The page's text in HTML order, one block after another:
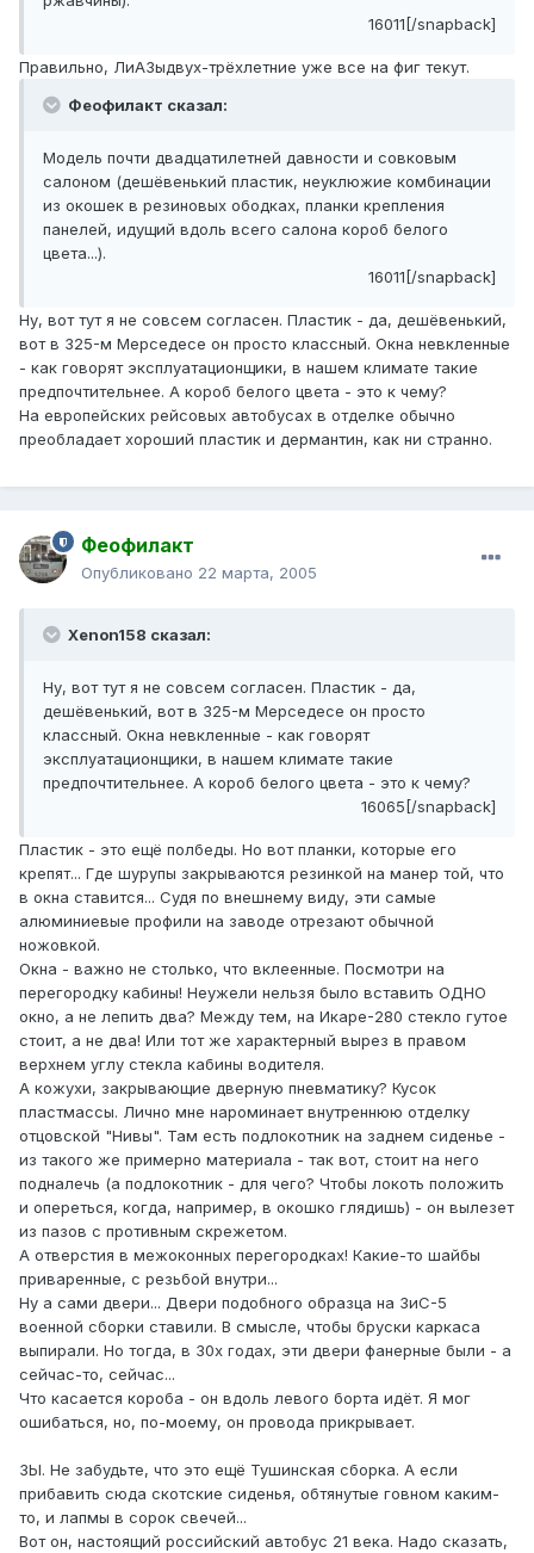
16011[/snapback]
Правильно, ЛиАЗыдвух-трёхлетние уже все на фиг текут.
Феофилакт сказал:
Модель почти двадцатилетней давности и совковым
салоном (дешёвенький пластик, неуклюжие комбинации
из окошек в резиновых ободках, планки крепления
панелей, идущий вдоль всего салона короб белого
цвета...).
16011[/snapback]
Ну, вот тут я не совсем согласен. Пластик - да, дешёвенький,
вот в 325-м Мерседесе он просто классный. Окна невкленные
- как говорят эксплуатационщики, в нашем климате такие
предпочтительнее. А короб белого цвета - это к чему?
На европейских рейсовых автобусах в отделке обычно
преобладает хороший пластик и дермантин, как ни странно.
Феофилакт
Опубликовано 22 марта, 2005
Xenon158 сказал:
Ну, вот тут я не совсем согласен. Пластик - да,
дешёвенький, вот в 325-м Мерседесе он просто
классный. Окна невкленные - как говорят
эксплуатационщики, в нашем климате такие
предпочтительнее. А короб белого цвета - это к чему?
16065[/snapback]
Пластик - это ещё полбеды. Но вот планки, которые его
крепят... Где шурупы закрываются резинкой на манер той, что
в окна ставится... Судя по внешнему виду, эти самые
алюминиевые профили на заводе отрезают обычной
ножовкой.
Окна - важно не столько, что вклеенные. Посмотри на
перегородку кабины! Неужели нельзя было вставить ОДНО
окно, а не лепить два? Между тем, на Икаре-280 стекло гутое
стоит, а не два! Или тот же характерный вырез в правом
верхнем углу стекла кабины водителя.
А кожухи, закрывающие дверную пневматику? Кусок
пластмассы. Лично мне нароминает внутреннюю отделку
отцовской "Нивы". Там есть подлокотник на заднем сиденье -
из такого же примерно материала - так вот, стоит на него
подналечь (а подлокотник - для чего? Чтобы локоть положить
и опереться, когда, например, в окошко глядишь) - он вылезет
из пазов с противным скрежетом.
А отверстия в межоконных перегородках! Какие-то шайбы
приваренные, с резьбой внутри...
Ну а сами двери... Двери подобного образца на ЗиС-5
военной сборки ставили. В смысле, чтобы бруски каркаса
выпирали. Но тогда, в 30х годах, эти двери фанерные были - а
сейчас-то, сейчас...
Что касается короба - он вдоль левого борта идёт. Я мог
ошибаться, но, по-моему, он провода прикрывает.
ЗЫ. Не забудьте, что это ещё Тушинская сборка. А если
прибавить сюда скотские сиденья, обтянутые говном каким-
то, и лапмы в сорок свечей...
Вот он, настоящий российский автобус 21 века. Надо сказать,